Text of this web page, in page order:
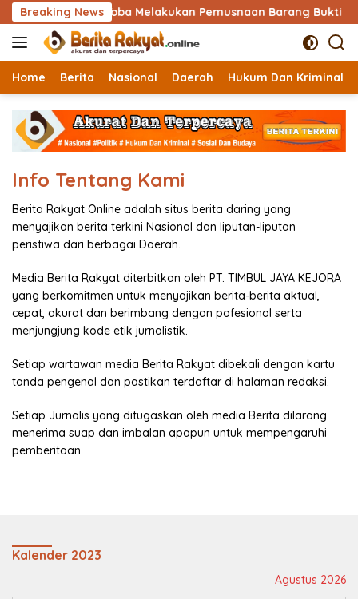
Langsung
ke
konten
Breaking News
Kabupaten Toba Melakukan Pemusnaan Barang Bukti
Home Berita Nasional Daerah Hukum Dan Kriminal
Info Tentang Kami
Berita Rakyat Online adalah situs berita daring yang
menyajikan berita terkini Nasional dan liputan-liputan
peristiwa dari berbagai Daerah.
Media Berita Rakyat diterbitkan oleh PT. TIMBUL JAYA KEJORA
yang berkomitmen untuk menyajikan berita-berita aktual,
cepat, akurat dan berimbang dengan pofesional serta
menjungjung kode etik jurnalistik.
Setiap wartawan media Berita Rakyat dibekali dengan kartu
tanda pengenal dan pastikan terdaftar di halaman redaksi.
Setiap Jurnalis yang ditugaskan oleh media Berita dilarang
menerima suap dan imbalan apapun untuk mempengaruhi
pemberitaan.
Kalender 2023
Agustus 2026